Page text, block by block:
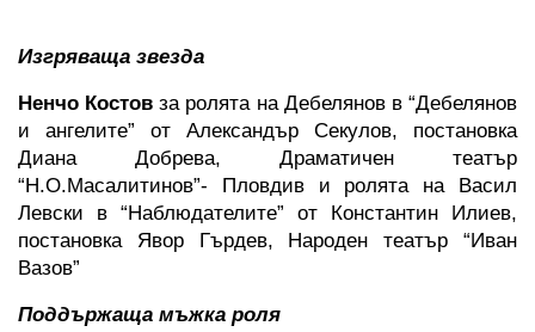
Изгряваща звезда
Ненчо Костов за ролята на Дебелянов в “Дебелянов
и ангелите” от Александър Секулов, постановка
Диана Добрева, Драматичен театър
“Н.О.Масалитинов”- Пловдив и ролята на Васил
Левски в “Наблюдателите” от Константин Илиев,
постановка Явор Гърдев, Народен театър “Иван
Вазов”
Поддържаща мъжка роля